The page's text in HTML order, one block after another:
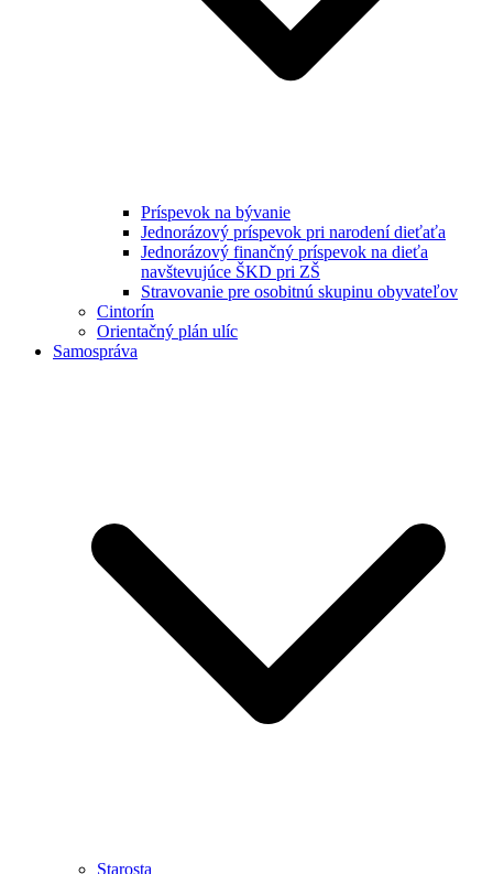
Príspevok na bývanie
Jednorázový príspevok pri narodení dieťaťa
Jednorázový finančný príspevok na dieťa
navštevujúce ŠKD pri ZŠ
Stravovanie pre osobitnú skupinu obyvateľov
Cintorín
Orientačný plán ulíc
Samospráva
Starosta